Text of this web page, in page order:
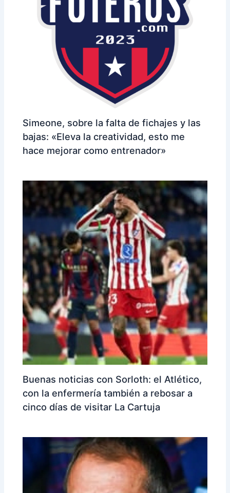
Simeone, sobre la falta de fichajes y las
bajas: «Eleva la creatividad, esto me
hace mejorar como entrenador»
Buenas noticias con Sorloth: el Atlético,
con la enfermería también a rebosar a
cinco días de visitar La Cartuja